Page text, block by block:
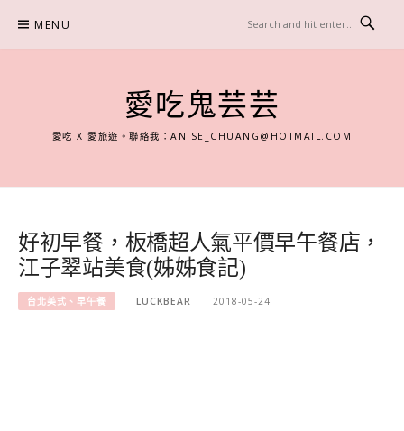
content
MENU
愛吃鬼芸芸
愛吃 X 愛旅遊。聯絡我：ANISE_CHUANG@HOTMAIL.COM
好初早餐，板橋超人氣平價早午餐店，
江子翠站美食(姊姊食記)
台北美式、早午餐 LUCKBEAR 2018-05-24